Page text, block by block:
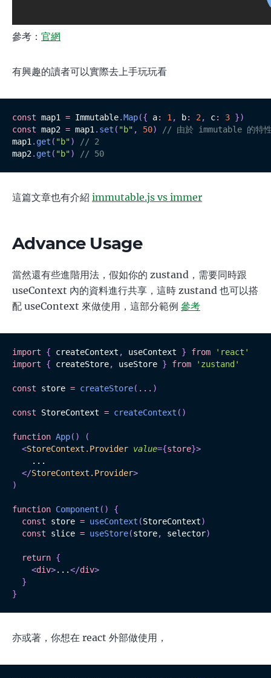
參考： 官網
有興趣的讀者可以實際去上手玩玩看
const map1 = Immutable.Map({ a: 1 , b: 2, c: 3 })
const map2 = map1 . set ( "b" , 50)
// 由於 immutable 的特性
map1 . get ( "b")
// 2
map2. get ( "b") // 50
這篇文章也有介紹 immutable.js vs immer
Advance Usage
當然還有些進階用法，假如你的 zustand，需要同時跟
useContext 內的資料進行共享，這時 zustand 也可以搭
配 useContext 來做使用，這部分範例 參考
import { createContext , useContext } from
'react'
import
{ createStore, useStore } from 'zustand'
const store = createStore( ... )
const StoreContext = createContext ( )
function App( )
(
<StoreContext.Provider value={store}>
    ...
</StoreContext.Provider>
)
function Component ( )
{
const store = useContext (StoreContext)
const slice = useStore(store, selector)
return {
<div>...</div>
}
}
亦或著，你想在 react 外部做使用，